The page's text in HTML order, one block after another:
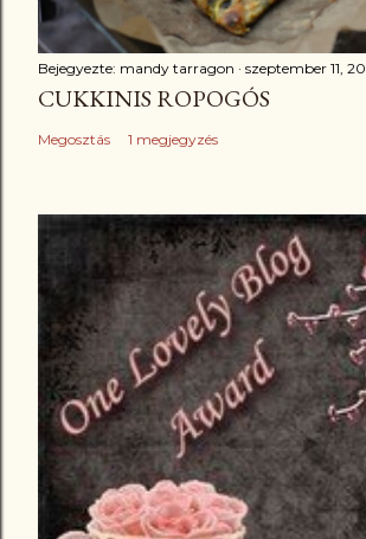
Bejegyezte: mandy tarragon szeptember 11,
CUKKINIS ROPOGÓS
Megosztás 1 megjegyzés